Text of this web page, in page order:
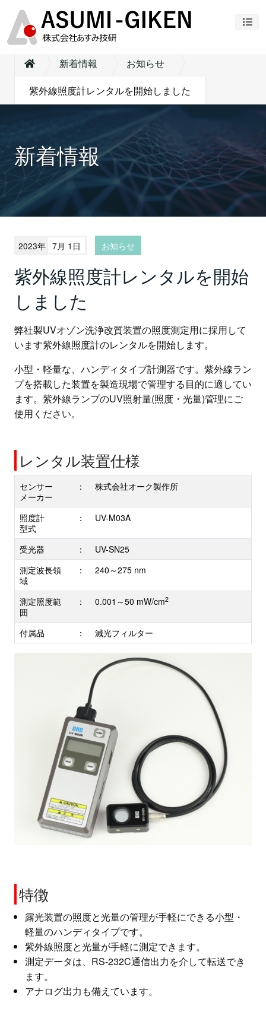
ナビ
新着情報
お知らせ
紫外線照度計レンタルを開始しました
新着情報
2023年 7月 1日 お知らせ
紫外線照度計レンタルを開始
しました
弊社製UVオゾン洗浄改質装置の照度測定用に採用して
います紫外線照度計のレンタルを開始します。
小型・軽量な、ハンディタイプ計測器です。紫外線ラン
プを搭載した装置を製造現場で管理する目的に適してい
ます。紫外線ランプのUV照射量(照度・光量)管理にご
使用ください。
レンタル装置仕様
センサー
メーカー
： 株式会社オーク製作所
照度計
型式
： UV-M03A
受光器 ：
UV-SN25
測定波長領
域
： 240～275 nm
測定照度範
囲
： 0.001～50 mW/cm2
付属品 ： 減光フィルター
特徴
露光装置の照度と光量の管理が手軽にできる小型・
軽量のハンディタイプです。
紫外線照度と光量が手軽に測定できます。
測定データは、RS-232C通信出力を介して転送でき
ます。
アナログ出力も備えています。